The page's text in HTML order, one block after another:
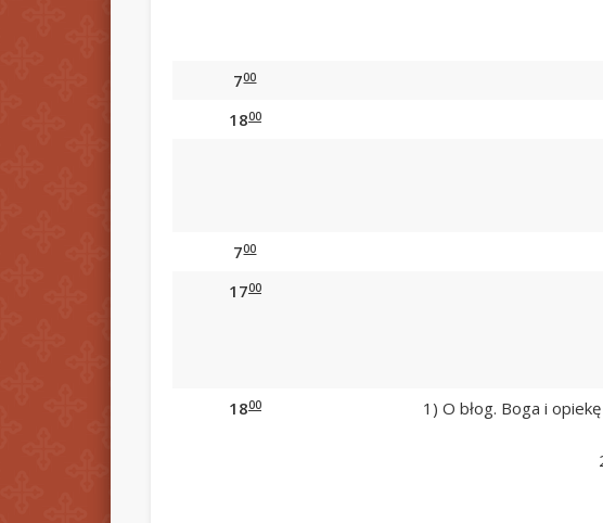
700
1800
700
1700
1800 1) O błog. Boga i